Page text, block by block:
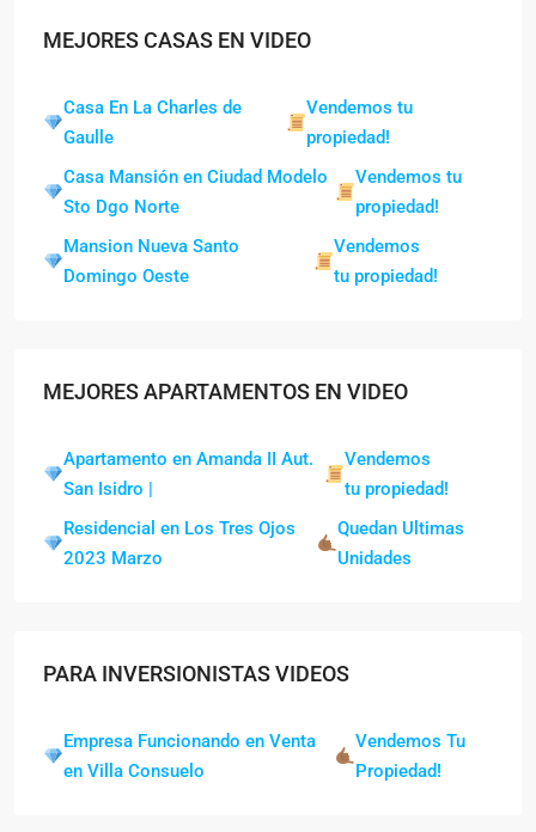
MEJORES CASAS EN VIDEO
Casa En La Charles de
Gaulle
Vendemos tu
propiedad!
Casa Mansión en Ciudad Modelo
Sto Dgo Norte
Vendemos tu
propiedad!
Mansion Nueva Santo
Domingo Oeste
Vendemos
tu propiedad!
MEJORES APARTAMENTOS EN VIDEO
Apartamento en Amanda II Aut.
San Isidro |
Vendemos
tu propiedad!
Residencial en Los Tres Ojos
2023 Marzo
Quedan Ultimas
Unidades
PARA INVERSIONISTAS VIDEOS
Empresa Funcionando en Venta
en Villa Consuelo
Vendemos Tu
Propiedad!